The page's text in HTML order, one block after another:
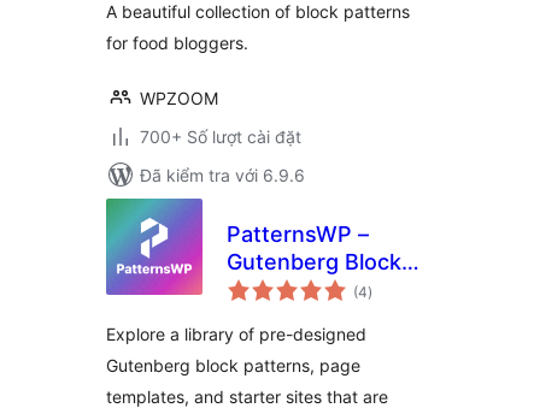
A beautiful collection of block patterns
for food bloggers.
WPZOOM
700+ Số lượt cài đặt
Đã kiểm tra với 6.9.6
PatternsWP –
Gutenberg Block
Patterns & Page
(4tổng
đánh
)
Explore a library of pre-designed
Gutenberg block patterns, page
templates, and starter sites that are